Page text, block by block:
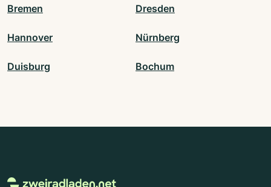
Bremen Dresden
Hannover Nürnberg
Duisburg Bochum